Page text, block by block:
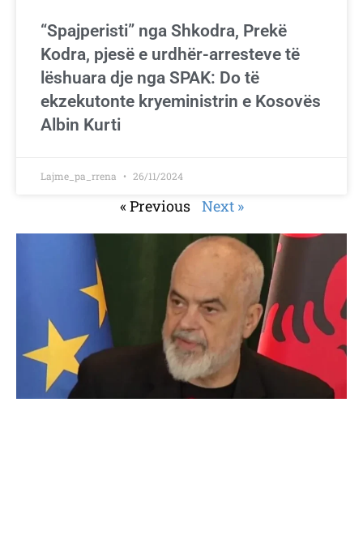
“Spajperisti” nga Shkodra, Prekë
Kodra, pjesë e urdhër-arresteve të
lëshuara dje nga SPAK: Do të
ekzekutonte kryeministrin e Kosovës
Albin Kurti
Lajme_pa_rrena 26/11/2024
« Previous Next »